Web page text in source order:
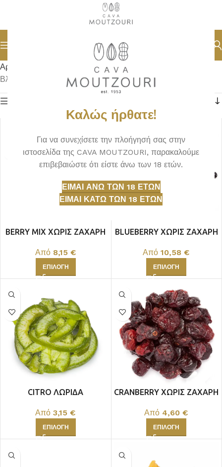
Καλώς ήρθατε!
Για να συνεχίσετε την πλοήγησή σας στην
ιστοσελίδα της CAVA MOUTZOURI, παρακαλούμε
επιβεβαιώστε ότι είστε άνω των 18 ετών.
ΕΊΜΑΙ ΆΝΩ ΤΩΝ 18 ΕΤΏΝ
ΕΊΜΑΙ ΚΆΤΩ ΤΩΝ 18 ΕΤΏΝ
Αρχική σελίδα
ΑΠΟΞΗΡΑΜΕΝΑ
Βλέπετε 1–18 από 48 αποτελέσματα
BERRY MIX ΧΩΡΙΣ ΖΑΧΑΡΗ
Από 8,15 €
ΕΠΙΛΟΓΉ
BLUEBERRY ΧΩΡΙΣ ΖΑΧΑΡΗ
Από10,58€
ΕΠΙΛΟΓΉ
CITRO ΛΩΡΙΔΑ
Από3,15€
ΕΠΙΛΟΓΉ
CRANBERRY ΧΩΡΙΣ ΖΑΧΑΡΗ
Από 4,60€
ΕΠΙΛΟΓΉ